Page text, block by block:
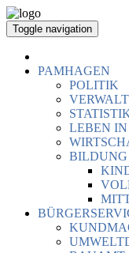
Toggle navigation
PAMHAGEN
POLITIK
LEBEN
BILDUNG